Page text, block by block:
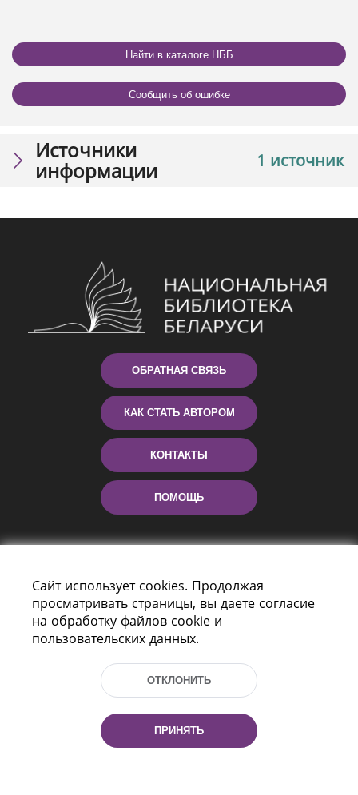
Найти в каталоге НББ
Сообщить об ошибке
1 источник
Источники
информации
ОБРАТНАЯ СВЯЗЬ
КАК СТАТЬ АВТОРОМ
КОНТАКТЫ
ПОМОЩЬ
Пр-т Независимости 116
г. Минск, Республика Беларусь, 220114
Тел.: (+375 17) 368 37 37, Факс: (+375 17)
Эл. почта: inbox@nlb.by
Сайт использует cookies. Продолжая
просматривать страницы, вы даете согласие
на обработку файлов cookie и
пользовательских данных.
ОТКЛОНИТЬ
ПРИНЯТЬ